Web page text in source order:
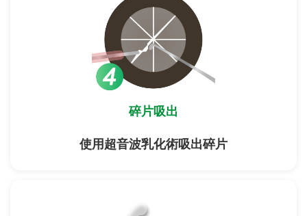
碎片吸出
使用超音波乳化術吸出碎片